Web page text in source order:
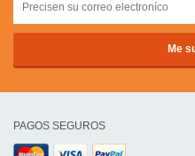
PAGOS SEGUROS